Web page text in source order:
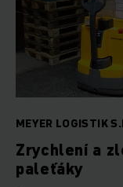
MEYER LOGISTIK
Zrychlení a
paleťáky